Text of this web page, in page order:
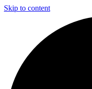
Skip to content